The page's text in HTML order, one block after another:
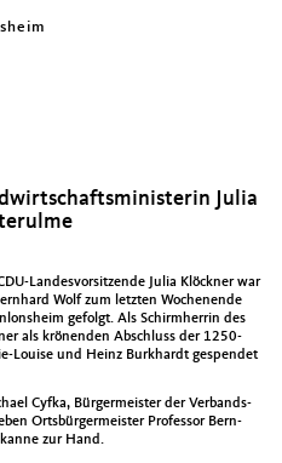
Julia
Lan­desvor­sitzende Julia Klöck­n­er war
Wolf zum let­zten Woch­enende
gefol­gt. Als Schirmher­rin des
als krö­nen­den Abschluss der 1250-
Louise und Heinz Burkhardt gespendet
Cyf­ka, Bürg­er­meis­ter der Ver­bands­
Orts­bürg­er­meis­ter Pro­fes­sor Bern­
zur Hand.